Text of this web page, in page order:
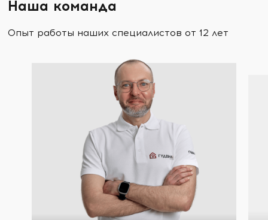
Наша команда
Опыт работы наших специалистов от 12 лет